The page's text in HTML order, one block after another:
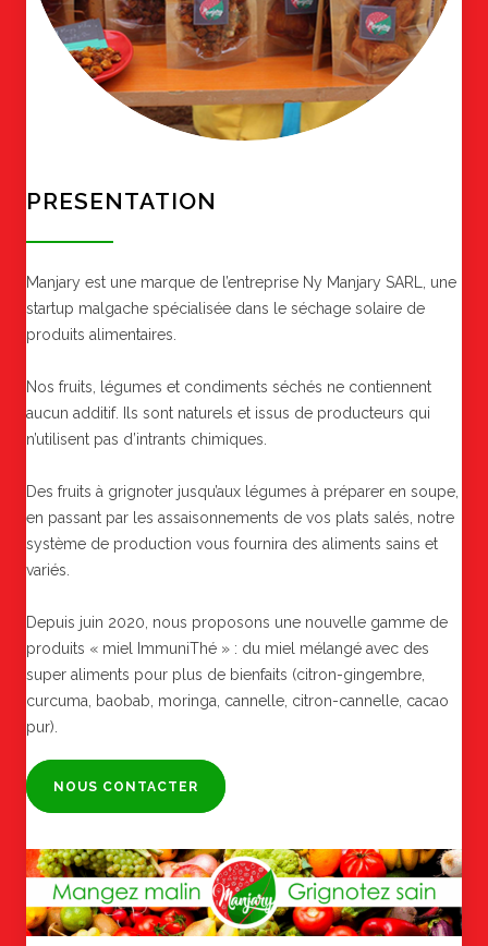
PRESENTATION
Manjary est une marque de l’entreprise Ny Manjary SARL, une
startup malgache spécialisée dans le séchage solaire de
produits alimentaires.
Nos fruits, légumes et condiments séchés ne contiennent
aucun additif. Ils sont naturels et issus de producteurs qui
n’utilisent pas d’intrants chimiques.
Des fruits à grignoter jusqu’aux légumes à préparer en soupe,
en passant par les assaisonnements de vos plats salés, notre
système de production vous fournira des aliments sains et
variés.
Depuis juin 2020, nous proposons une nouvelle gamme de
produits « miel ImmuniThé » : du miel mélangé avec des
super aliments pour plus de bienfaits (citron-gingembre,
curcuma, baobab, moringa, cannelle, citron-cannelle, cacao
pur).
NOUS CONTACTER